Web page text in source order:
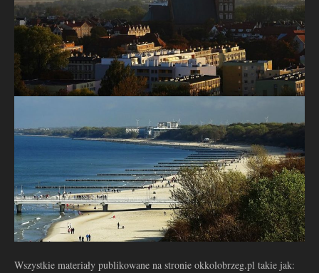
Wszystkie materiały publikowane na stronie okkolobrzeg.pl takie jak: